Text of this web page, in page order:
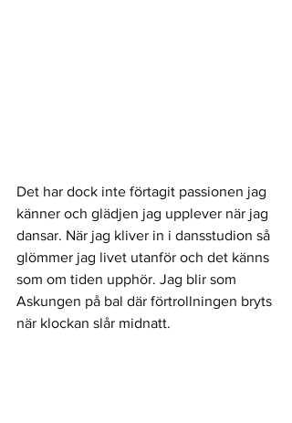
Det har dock inte förtagit passionen jag
känner och glädjen jag upplever när jag
dansar. När jag kliver in i dansstudion så
glömmer jag livet utanför och det känns
som om tiden upphör. Jag blir som
Askungen på bal där förtrollningen bryts
när klockan slår midnatt.